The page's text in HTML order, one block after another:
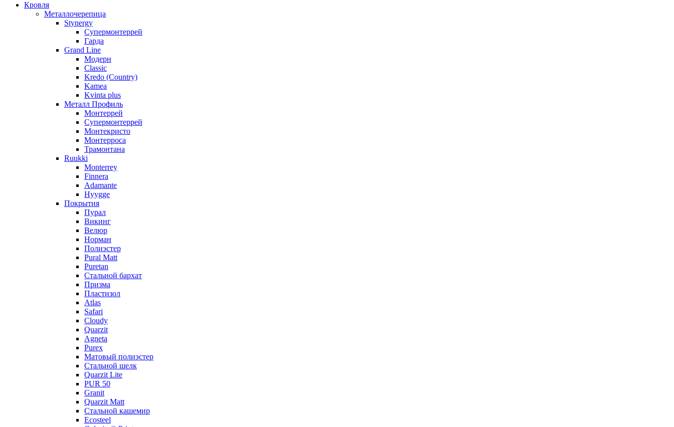
Кровля
Металлочерепица
Stynergy
Супермонтеррей
Гарда
Grand Line
Модерн
Classic
Kredo (Country)
Kamea
Kvinta plus
Металл Профиль
Монтеррей
Супермонтеррей
Монтекристо
Монтерроса
Трамонтана
Ruukki
Monterrey
Finnera
Adamante
Hyygge
Покрытия
Пурал
Викинг
Велюр
Норман
Полиэстер
Pural Matt
Puretan
Стальной бархат
Призма
Пластизол
Atlas
Safari
Cloudy
Quarzit
Agneta
Purex
Матовый полиэстер
Стальной шелк
Quarzit Lite
PUR 50
Granit
Quarzit Matt
Стальной кашемир
Ecosteel